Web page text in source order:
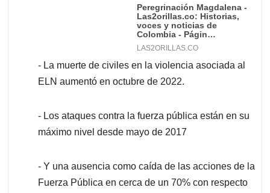
- La muerte de civiles en la violencia asociada al
ELN aumentó en octubre de 2022.
- Los ataques contra la fuerza pública están en su
máximo nivel desde mayo de 2017
- Y una ausencia como caída de las acciones de la
Fuerza Pública en cerca de un 70% con respecto